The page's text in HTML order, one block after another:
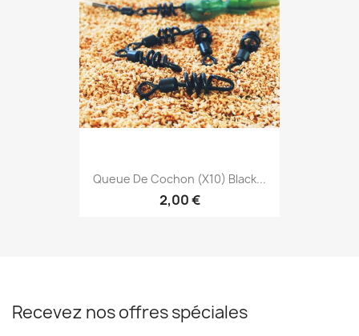
Queue De Cochon (x10) Black...
2,00 €
Recevez nos offres spéciales